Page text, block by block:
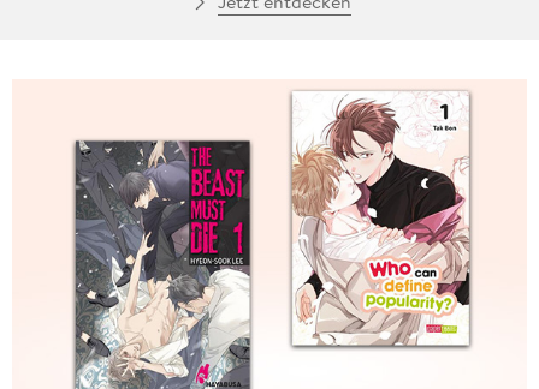
meistern. Dafür müsste sie jedoch ihren Verlobten Kiyoka